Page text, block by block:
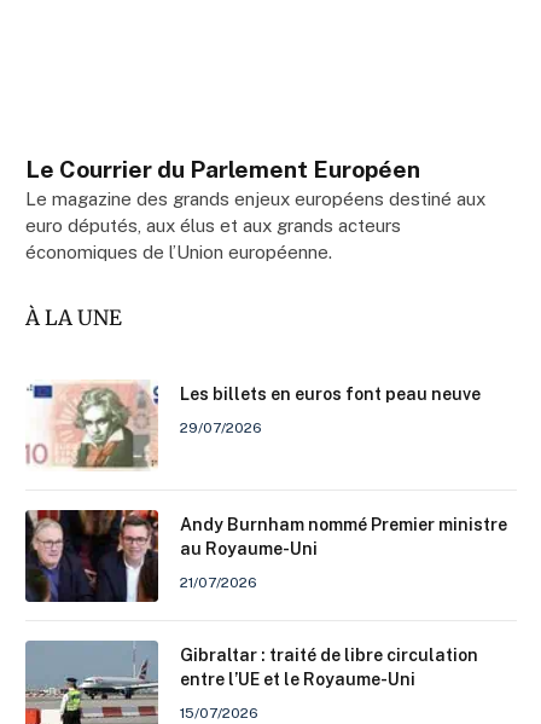
Le Courrier du Parlement Européen
Le magazine des grands enjeux européens destiné aux
euro députés, aux élus et aux grands acteurs
économiques de l’Union européenne.
À LA UNE
Les billets en euros font peau neuve
29/07/2026
Andy Burnham nommé Premier ministre
au Royaume-Uni
21/07/2026
Gibraltar : traité de libre circulation
entre l’UE et le Royaume-Uni
15/07/2026